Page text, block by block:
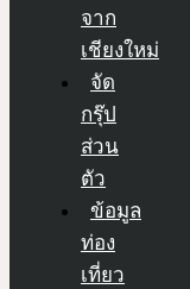
จาก
เชียงใหม่
จัด
กรุ๊ป
ส่วน
ตัว
ข้อมูล
ท่อง
เที่ยว